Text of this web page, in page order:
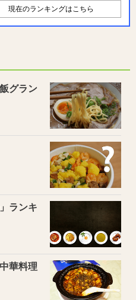
現在のランキングはこちら
グラン
ランキ
華料理